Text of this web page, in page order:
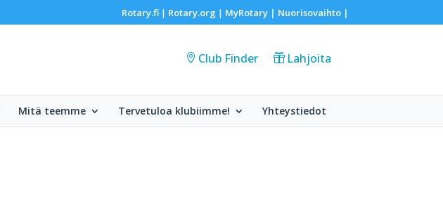
Rotary.fi| Rotary.org | MyRotary | Nuorisovaihto|
Club Finder Lahjoita
Mitä teemme Tervetuloa klubiimme! Yhteystiedot